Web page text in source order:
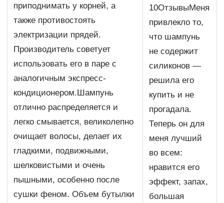
приподнимать у корней, а
также противостоять
электризации прядей.
Производитель советует
использовать его в паре с
аналогичным экспресс-
кондиционером.Шампунь
отлично распределяется и
легко смывается, великолепно
очищает волосы, делает их
гладкими, подвижными,
шелковистыми и очень
пышными, особенно после
сушки феном. Объем бутылки
10ОтзывыМеня
привлекло то,
что шампунь
не содержит
силиконов —
решила его
купить и не
прогадала.
Теперь он для
меня лучший
во всем:
нравится его
эффект, запах,
большая